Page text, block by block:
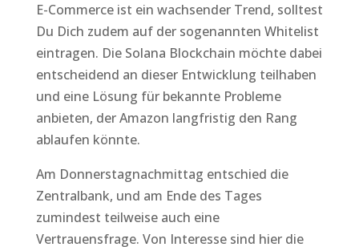
E-Commerce ist ein wachsender Trend, solltest
Du Dich zudem auf der sogenannten Whitelist
eintragen. Die Solana Blockchain möchte dabei
entscheidend an dieser Entwicklung teilhaben
und eine Lösung für bekannte Probleme
anbieten, der Amazon langfristig den Rang
ablaufen könnte.
Am Donnerstagnachmittag entschied die
Zentralbank, und am Ende des Tages
zumindest teilweise auch eine
Vertrauensfrage. Von Interesse sind hier die